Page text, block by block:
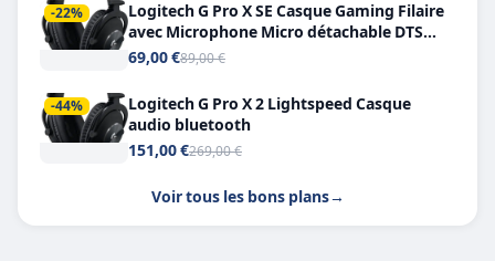
-22%
Logitech G Pro X SE Casque Gaming Filaire
avec Microphone Micro détachable DTS
Headphone X 7.1
69,00 €89,00 €
-44%
Logitech G Pro X 2 Lightspeed Casque
audio bluetooth
151,00 €269,00 €
Voir tous les bons plans→